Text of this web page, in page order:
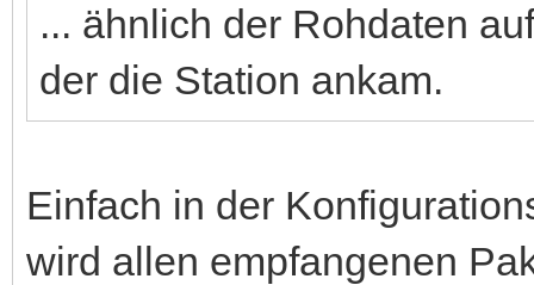
... ähnlich der Rohdaten
der die Station ankam.
Einfach in der
wird allen empfangenen